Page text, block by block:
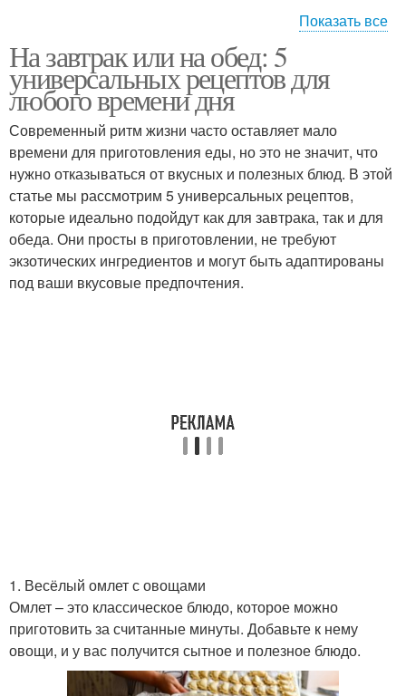
Кабачковые оладьи Оладьи с фетой
Показать все
На завтрак или на обед: 5
универсальных рецептов для
любого времени дня
Современный ритм жизни часто оставляет мало
времени для приготовления еды, но это не значит, что
нужно отказываться от вкусных и полезных блюд. В этой
статье мы рассмотрим 5 универсальных рецептов,
которые идеально подойдут как для завтрака, так и для
обеда. Они просты в приготовлении, не требуют
экзотических ингредиентов и могут быть адаптированы
под ваши вкусовые предпочтения.
1. Весёлый омлет с овощами
Омлет – это классическое блюдо, которое можно
приготовить за считанные минуты. Добавьте к нему
овощи, и у вас получится сытное и полезное блюдо.